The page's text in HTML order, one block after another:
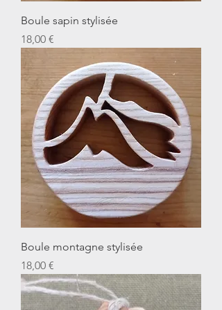
Boule sapin stylisée
Prix
18,00 €
Boule montagne stylisée
Prix
18,00 €